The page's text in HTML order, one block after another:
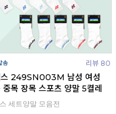
리뷰 80
스 249SN003M 남성 여성
중목 장목 스포츠 양말 5켤레
세트양말 모음전